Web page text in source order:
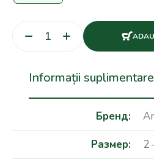
Informații suplimentare
Бренд
Размер
2